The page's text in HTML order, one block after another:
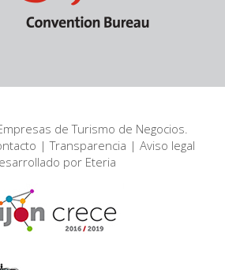
de Turismo de Negocios.
|Transparencia |Aviso legal
por Eteria